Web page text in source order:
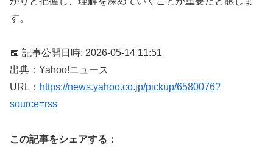
す。
📅 記事公開日時: 2026-05-14 11:51
出典：Yahoo!ニュース
URL： https://news.yahoo.co.jp/pickup/6580076?
source=rss
この記事をシェアする：